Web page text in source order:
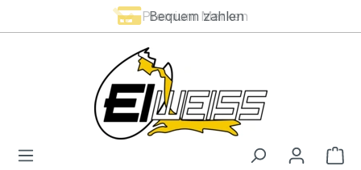
Premium Marken
Bequem zahlen